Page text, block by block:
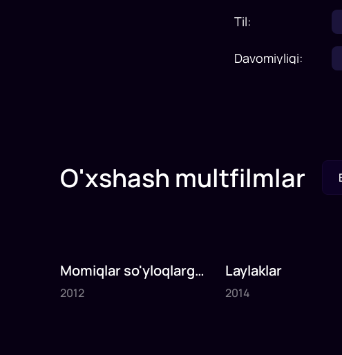
Til:
Davomiyligi:
O'xshash multfilmlar
2012
1x69
Momiqlar so'yloqlarga
qarshi
2012
2014
1x85
Laylaklar
2014